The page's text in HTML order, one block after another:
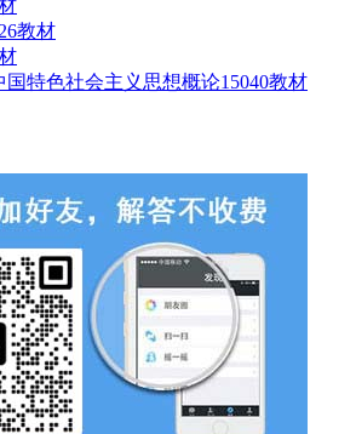
教材
国特色社会主义思想概论15040教材